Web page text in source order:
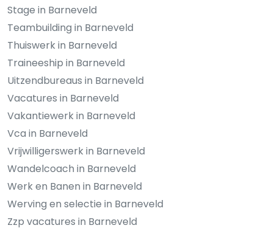
Stage in Barneveld
Teambuilding in Barneveld
Thuiswerk in Barneveld
Traineeship in Barneveld
Uitzendbureaus in Barneveld
Vacatures in Barneveld
Vakantiewerk in Barneveld
Vca in Barneveld
Vrijwilligerswerk in Barneveld
Wandelcoach in Barneveld
Werk en Banen in Barneveld
Werving en selectie in Barneveld
Zzp vacatures in Barneveld